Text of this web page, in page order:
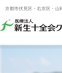
京都市伏見区・右京区・山